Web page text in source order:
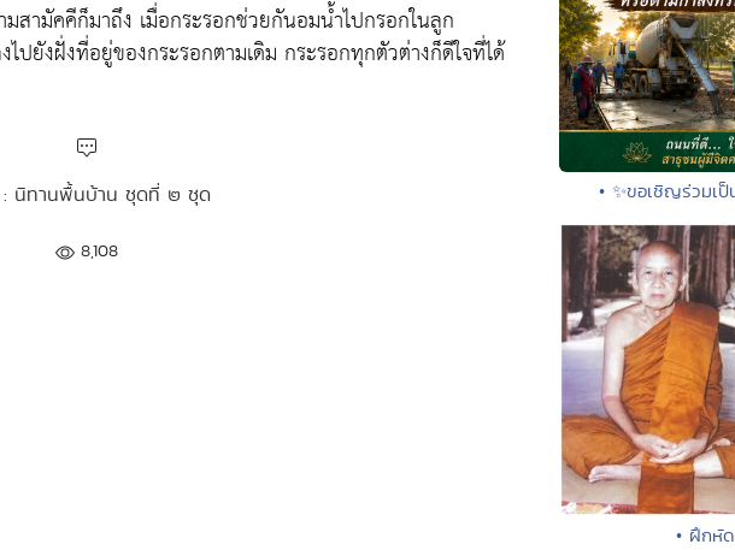
สามัคคีก็มาถึง เมื่อกระรอกช่วยกันอมน้ำไปกรอกในลูก
ปยังฝั่งที่อยู่ของกระรอกตามเดิม กระรอกทุกตัวต่างก็ดีใจที่ได้
: นิทานพื้นบ้าน ชุดที่ ๒ ชุด
8,108
• ✨ขอเชิญร่วมเ
• ฝึกหั